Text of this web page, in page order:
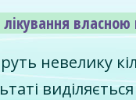
невелику